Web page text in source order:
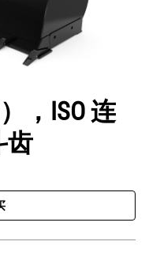
，ISO 连
齿